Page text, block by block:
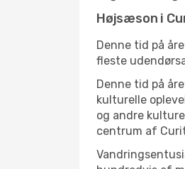
Højsæson i
Denne tid på
fleste
Denne tid på
kulturelle
og andre
centrum af